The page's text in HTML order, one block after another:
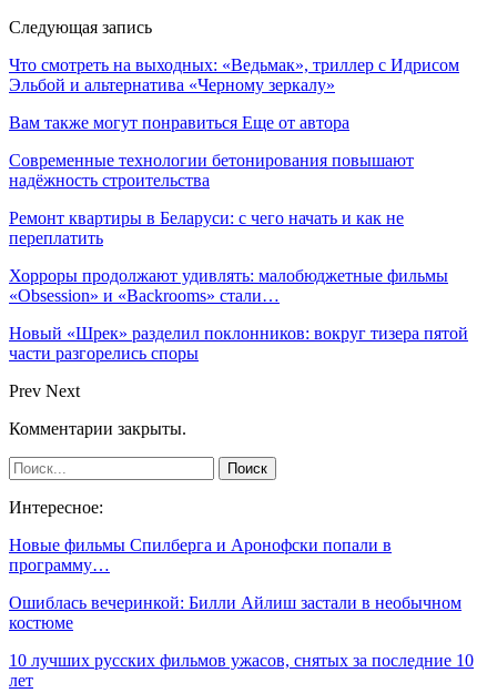
Следующая запись
Что смотреть на выходных: «Ведьмак», триллер с Идрисом
Эльбой и альтернатива «Черному зеркалу»
Вам также могут понравиться Еще от автора
Современные технологии бетонирования повышают
надёжность строительства
Ремонт квартиры в Беларуси: с чего начать и как не
переплатить
Хорроры продолжают удивлять: малобюджетные фильмы
«Obsession» и «Backrooms» стали…
Новый «Шрек» разделил поклонников: вокруг тизера пятой
части разгорелись споры
Prev Next
Комментарии закрыты.
Интересное:
Новые фильмы Спилберга и Аронофски попали в
программу…
Ошиблась вечеринкой: Билли Айлиш застали в необычном
костюме
10 лучших русских фильмов ужасов, снятых за последние 10
лет